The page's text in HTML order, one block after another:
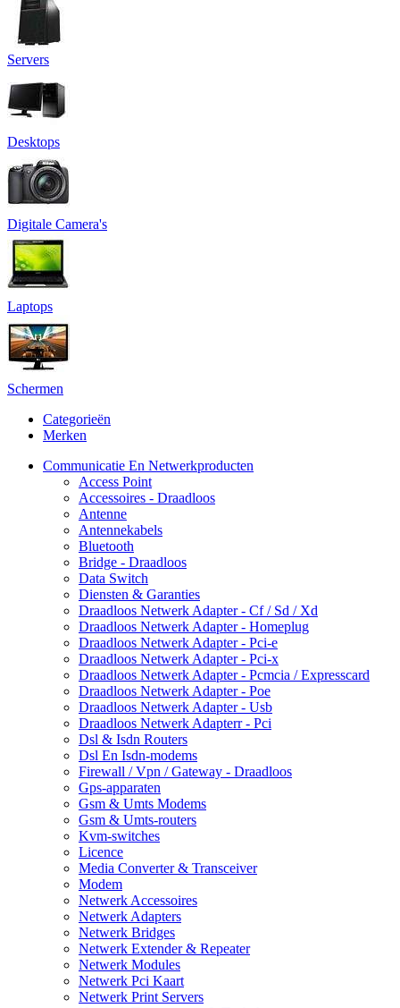
Servers
Desktops
Digitale Camera's
Laptops
Schermen
Categorieën
Merken
Communicatie En Netwerkproducten
Access Point
Accessoires - Draadloos
Antenne
Antennekabels
Bluetooth
Bridge - Draadloos
Data Switch
Diensten & Garanties
Draadloos Netwerk Adapter - Cf / Sd / Xd
Draadloos Netwerk Adapter - Homeplug
Draadloos Netwerk Adapter - Pci-e
Draadloos Netwerk Adapter - Pci-x
Draadloos Netwerk Adapter - Pcmcia / Expresscard
Draadloos Netwerk Adapter - Poe
Draadloos Netwerk Adapter - Usb
Draadloos Netwerk Adapterr - Pci
Dsl & Isdn Routers
Dsl En Isdn-modems
Firewall / Vpn / Gateway - Draadloos
Gps-apparaten
Gsm & Umts Modems
Gsm & Umts-routers
Kvm-switches
Licence
Media Converter & Transceiver
Modem
Netwerk Accessoires
Netwerk Adapters
Netwerk Bridges
Netwerk Extender & Repeater
Netwerk Modules
Netwerk Pci Kaart
Netwerk Print Servers